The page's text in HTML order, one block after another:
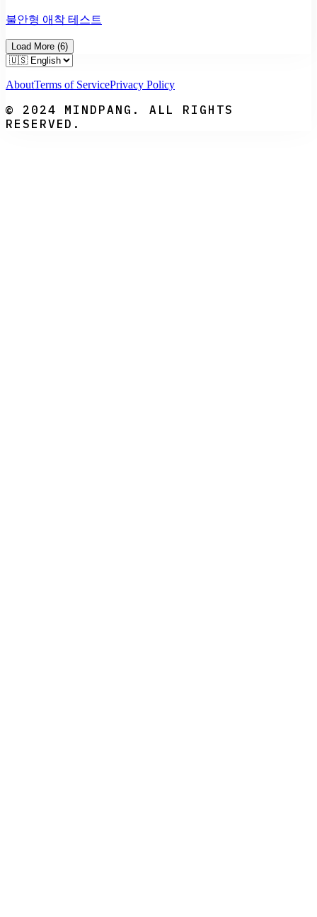
불안형 애착 테스트
Load More (6)
AboutTerms of ServicePrivacy Policy
© 2024 MINDPANG. ALL RIGHTS
RESERVED.